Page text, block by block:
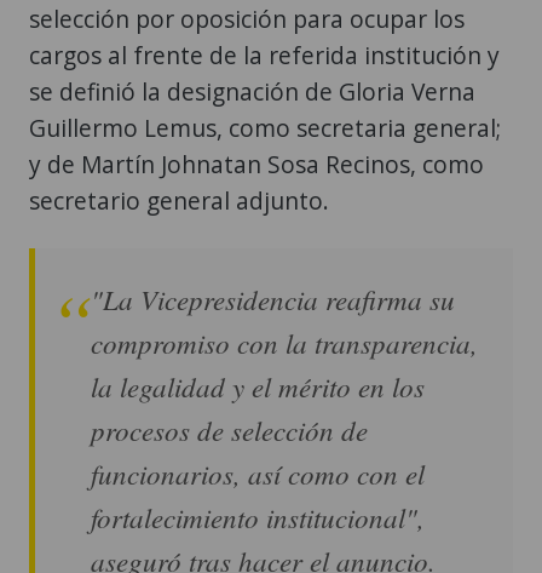
selección por oposición para ocupar los
cargos al frente de la referida institución y
se definió la designación de Gloria Verna
Guillermo Lemus, como secretaria general;
y de Martín Johnatan Sosa Recinos, como
secretario general adjunto.
"La Vicepresidencia reafirma su
compromiso con la transparencia,
la legalidad y el mérito en los
procesos de selección de
funcionarios, así como con el
fortalecimiento institucional",
aseguró tras hacer el anuncio.